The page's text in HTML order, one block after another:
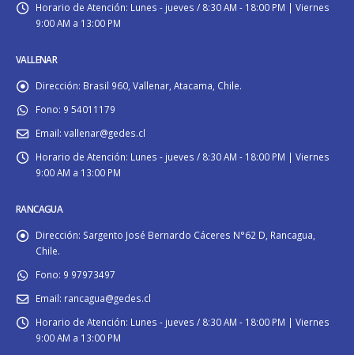
Horario de Atención: Lunes - jueves / 8:30 AM - 18:00 PM | Viernes
9:00 AM a 13:00 PM
VALLENAR
Dirección: Brasil 960, Vallenar, Atacama, Chile.
Fono: 9 54011179
Email: vallenar@gedes.cl
Horario de Atención: Lunes - jueves / 8:30 AM - 18:00 PM | Viernes
9:00 AM a 13:00 PM
RANCAGUA
Dirección: Sargento José Bernardo Cáceres N°62 D, Rancagua,
Chile.
Fono: 9 97973497
Email: rancagua@gedes.cl
Horario de Atención: Lunes - jueves / 8:30 AM - 18:00 PM | Viernes
9:00 AM a 13:00 PM